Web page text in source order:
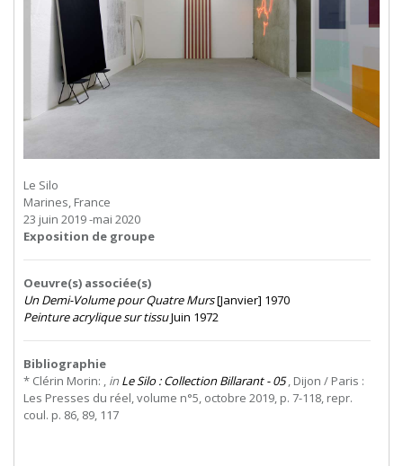
Le Silo
Marines, France
23 juin 2019 -mai 2020
Exposition de groupe
Oeuvre(s) associée(s)
Un Demi-Volume pour Quatre Murs[Janvier] 1970
Peinture acrylique sur tissuJuin 1972
Bibliographie
* Clérin Morin: , in Le Silo : Collection Billarant - 05, Dijon / Paris :
Les Presses du réel, volume n°5, octobre 2019, p. 7-118, repr.
coul. p. 86, 89, 117